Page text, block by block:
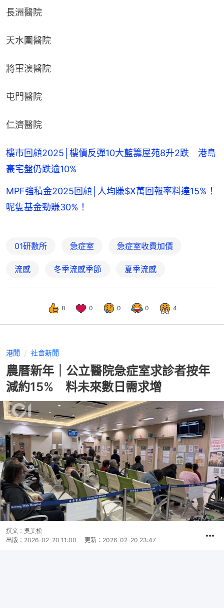
長洲醫院
天水圍醫院
將軍澳醫院
屯門醫院
仁濟醫院
樓市回顧2025│樓價反彈10大藍籌屋苑8升2跌 港島
豪宅盤仍跌逾10%
MPF強積金2025回顧│人均賺$X萬回報率料達15%！
呢隻基金勁賺30%！
01研數所 急症室 急症室收費加價
流感 冬季流感季節 夏季流感
8 0 0 0 4
港聞 社會新聞
農曆新年｜公立醫院急症室求診者按年
減約15% 料未來數日需求增
撰文： 吳美松
出版： 2026-02-20 11:00 更新： 2026-02-20 23:47